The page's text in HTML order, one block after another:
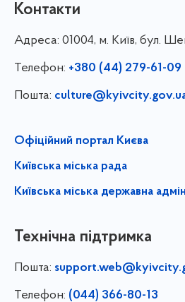
Контакти
Адреса: 01004, м. Київ, бул.
Телефон: +380 (44) 279-61-09
Пошта:
Офіційний портал Києва
Київська міська рада
Київська міська державна
Технічна підтримка
Пошта:
Телефон: (044) 366-80-13